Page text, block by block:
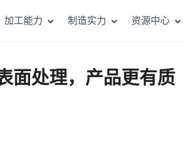
加工能力 制造实力 资源中心
面处理，产品更有质